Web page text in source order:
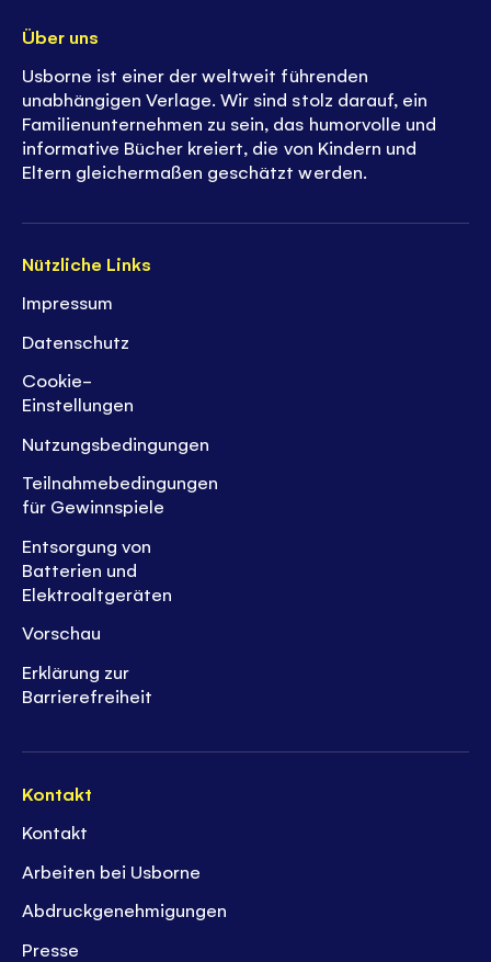
Nützliche Links
Impressum
Datenschutz
Cookie-
Einstellungen
Nutzungsbedingungen
Teilnahmebedingungen
für Gewinnspiele
Entsorgung von
Batterien und
Elektroaltgeräten
Vorschau
Erklärung zur
Barrierefreiheit
Kontakt
Kontakt
Arbeiten bei Usborne
Abdruckgenehmigungen
Presse
Über uns
Usborne ist einer der weltweit führenden
unabhängigen Verlage. Wir sind stolz darauf, ein
Familienunternehmen zu sein, das humorvolle und
informative Bücher kreiert, die von Kindern und
Eltern gleichermaßen geschätzt werden.